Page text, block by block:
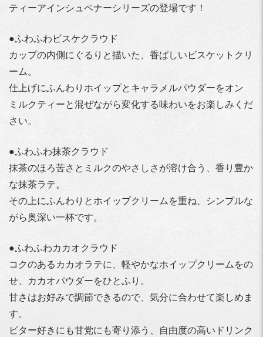
ティーアインシュペナーシリーズの登場です！
●ふわふわビスケクラウド
カップの内側にぐるりと描いた、香ばしいビスケットクリ
ーム。
仕上げにふんわりホイップとキャラメルパウダーをオン
ミルクティーと混ぜながら変化する味わいをお楽しみくだ
さい。
●ふわふわ抹茶クラウド
抹茶のほろ苦さとミルクのやさしさが溶け合う、香り豊か
な抹茶ラテ。
その上にふんわりとホイップクリームを重ね、シンプルな
がら奥深い一杯です。
●ふわふわカカオクラウド
コクのあるカカオラテに、軽やかなホイップクリームをの
せ、カカオパウダーをひとふり。
甘さはお好みで調節できるので、気分に合わせて楽しめま
す。
ビター好きにも甘党にも寄り添う、自由度の高いドリンク